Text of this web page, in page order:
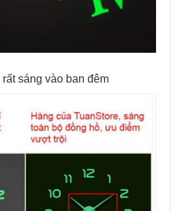
rất sáng vào ban đêm